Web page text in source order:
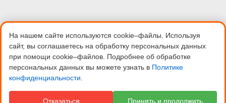
Договор-оферта
Пользовательское соглашение
Условия оплаты
На нашем сайте используются cookie–файлы. Используя
сайт, вы соглашаетесь на обработку персональных данных
при помощи cookie–файлов. Подробнее об обработке
персональных данных вы можете узнать в Политике
конфиденциальности
Отказаться Принять и продолжить